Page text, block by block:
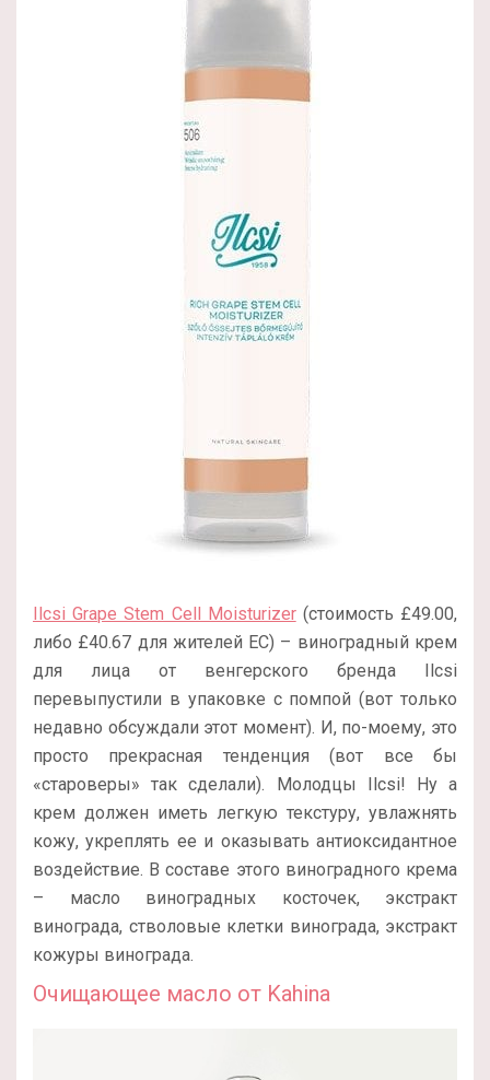
Ilcsi Grape Stem Cell Moisturizer(стоимость £49.00,
либо £40.67 для жителей ЕС) – виноградный крем
для лица от венгерского бренда Ilcsi
перевыпустили в упаковке с помпой (вот только
недавно обсуждали этот момент). И, по-моему, это
просто прекрасная тенденция (вот все бы
«староверы» так сделали). Молодцы Ilcsi! Ну а
крем должен иметь легкую текстуру, увлажнять
кожу, укреплять ее и оказывать антиоксидантное
воздействие. В составе этого виноградного крема
– масло виноградных косточек, экстракт
винограда, стволовые клетки винограда, экстракт
кожуры винограда.
Очищающее масло от Kahina